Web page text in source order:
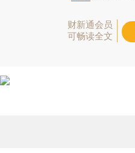
财新通会员
可畅读全文